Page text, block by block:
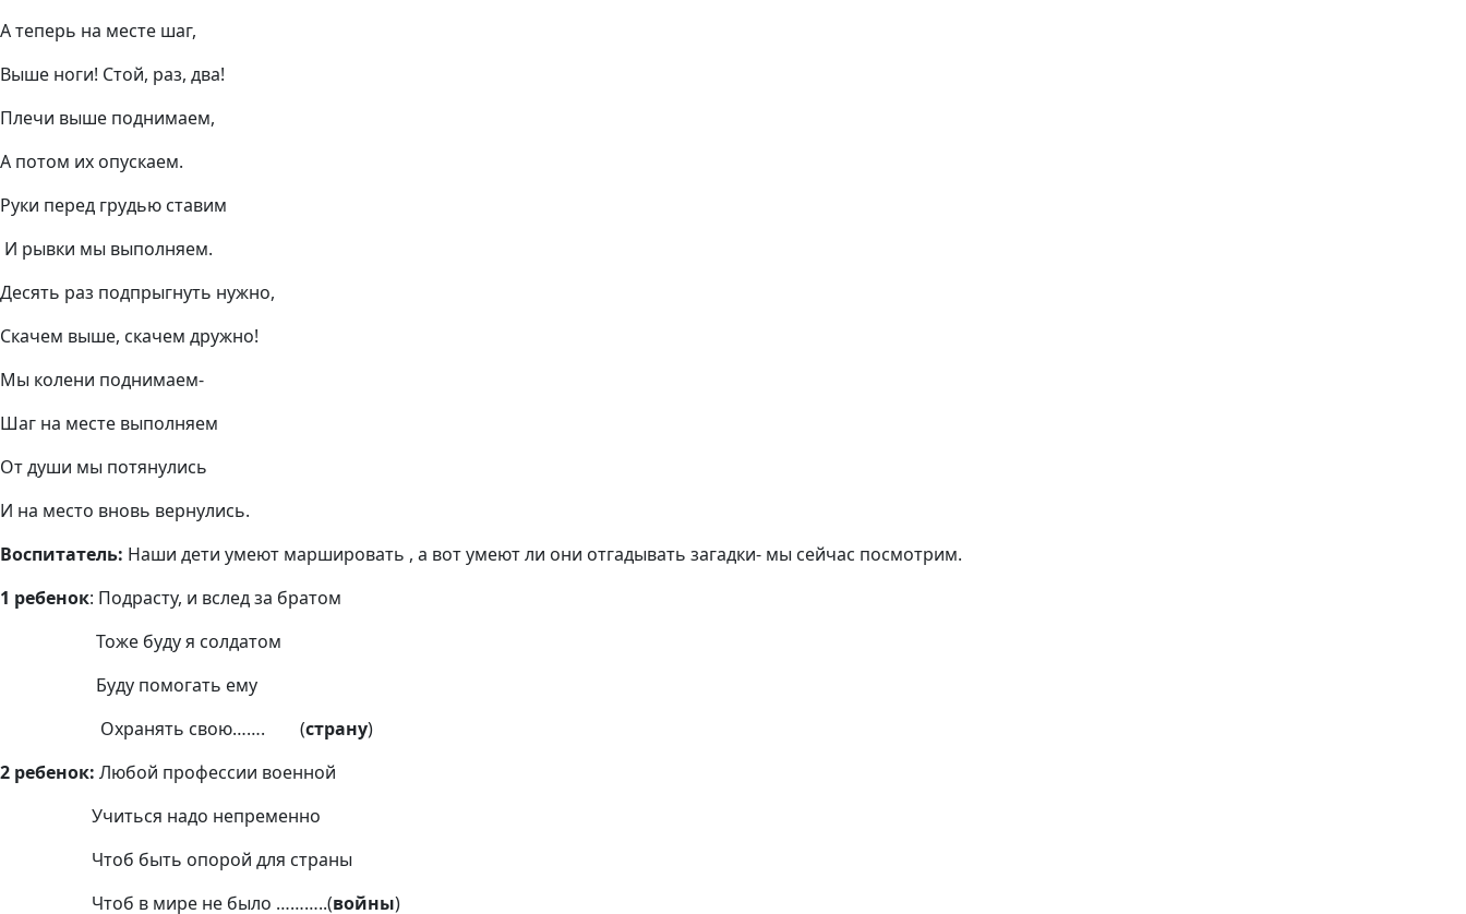
А теперь на месте шаг,
Выше ноги! Стой, раз, два!
Плечи выше поднимаем,
А потом их опускаем.
Руки перед грудью ставим
И рывки мы выполняем.
Десять раз подпрыгнуть нужно,
Скачем выше, скачем дружно!
Мы колени поднимаем-
Шаг на месте выполняем
От души мы потянулись
И на место вновь вернулись.
Воспитатель: Наши дети умеют маршировать , а вот умеют ли они отгадывать загадки- мы сейчас посмотрим.
1 ребенок: Подрасту, и вслед за братом
Тоже буду я солдатом
Буду помогать ему
Охранять свою……. (страну)
2 ребенок: Любой профессии военной
Учиться надо непременно
Чтоб быть опорой для страны
Чтоб в мире не было ………..(войны)